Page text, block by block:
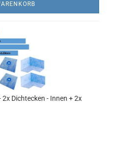
Dichtecken - Innen + 2x